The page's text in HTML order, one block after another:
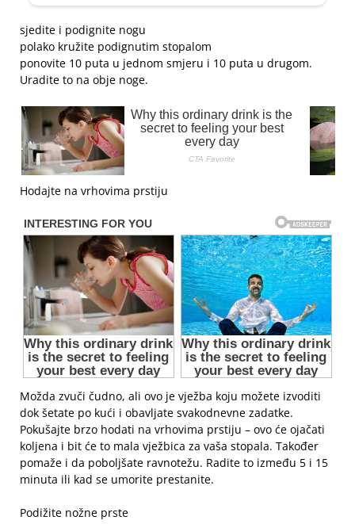
sjedite i podignite nogu
polako kružite podignutim stopalom
ponovite 10 puta u jednom smjeru i 10 puta u drugom.
Uradite to na obje noge.
Hodajte na vrhovima prstiju
Možda zvuči čudno, ali ovo je vježba koju možete izvoditi
dok šetate po kući i obavljate svakodnevne zadatke.
Pokušajte brzo hodati na vrhovima prstiju – ovo će ojačati
koljena i bit će to mala vježbica za vaša stopala. Također
pomaže i da poboljšate ravnotežu. Radite to između 5 i 15
minuta ili kad se umorite prestanite.
Podižite nožne prste